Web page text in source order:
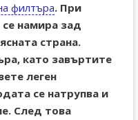
филтъра. При
намира зад
страна.
като завъртите
леген
се натрупва и
След това